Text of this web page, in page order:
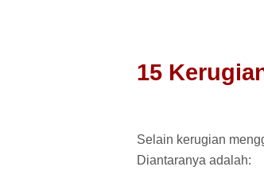
15
Selain kerugian
Diantaranya adalah: